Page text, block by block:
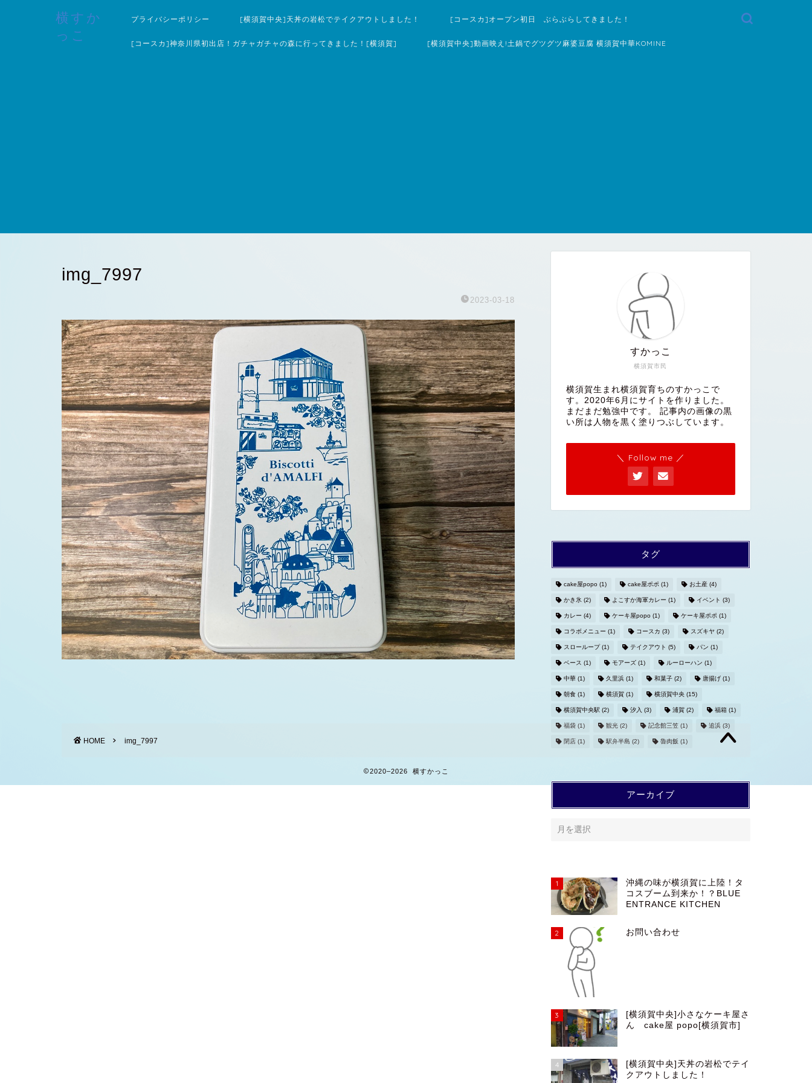
横すか
っこ
プライバシーポリシー [横須賀中央]天丼の岩松でテイクアウトしました！ [コースカ]オープン初日 ぶらぶらしてきました！
[コースカ]神奈川県初出店！ガチャガチャの森に行ってきました！[横須賀] [横須賀中央]動画映え!土鍋でグツグツ麻婆豆腐 横須賀中華KOMINE
img_7997
2023-03-18
横須賀市民
すかっこ
横須賀生まれ横須賀育ちのすかっこで
す。2020年6月にサイトを作りました。
まだまだ勉強中です。 記事内の画像の黒
い所は人物を黒く塗りつぶしています。
＼ Follow me ／
タグ
cake屋popo (1) cake屋ポポ (1) お土産(4)
かき氷 (2) よこすか海軍カレー (1) イベント (3)
カレー (4) ケーキ屋popo (1) ケーキ屋ポポ (1)
コラボメニュー (1) コースカ (3) スズキヤ (2)
スローループ(1) テイクアウト (5) パン (1)
ベース (1) モアーズ(1) ルーローハン (1)
中華(1) 久里浜(1) 和菓子(2) 唐揚げ(1)
朝食(1) 横須賀(1) 横須賀中央(15)
横須賀中央駅 (2) 汐入 (3) 浦賀(2) 福箱(1)
福袋(1) 観光(2) 記念館三笠(1) 追浜(3)
閉店(1) 駅弁半島 (2) 魯肉飯 (1)
アーカイブ
1
沖縄の味が横須賀に上陸！タ
コスブーム到来か！？BLUE
ENTRANCE KITCHEN
2 お問い合わせ
3
[横須賀中央]小さなケーキ屋さ
ん cake屋 popo[横須賀市]
4
[横須賀中央]天丼の岩松でテイ
クアウトしました！
HOME img_7997
2020–2026 横すかっこ